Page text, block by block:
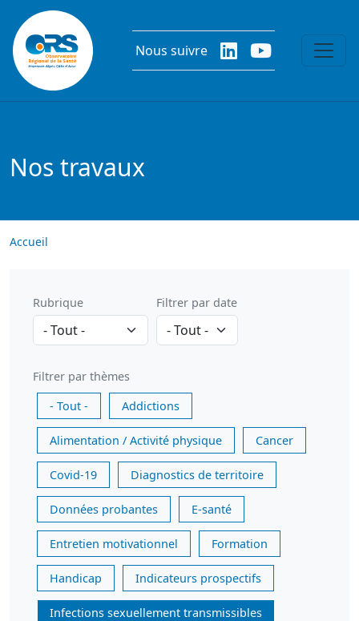
Aller au contenu principal
Nous suivre
Nos travaux
Accueil
Rubrique Filtrer par date
Filtrer par thèmes
- Tout -
Addictions
Alimentation / Activité physique Cancer
Covid-19 Diagnostics de territoire
Données probantes E-santé
Entretien motivationnel Formation
Handicap Indicateurs prospectifs
Infections sexuellement transmissibles